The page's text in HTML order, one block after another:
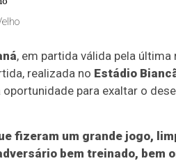
, em partida válida pela
realizada no Estádio
para exaltar o
fizeram um grande jogo,
bem treinado, bem